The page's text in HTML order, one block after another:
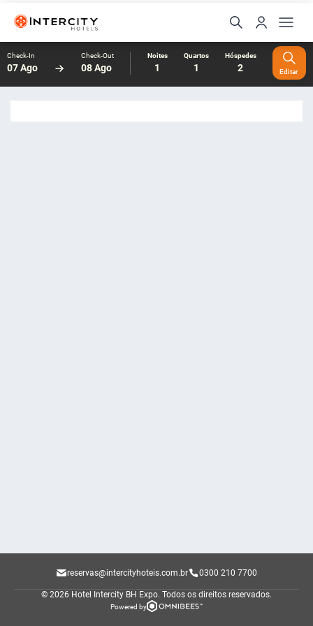
Check-In
07 Ago
Check-Out
08 Ago
Noites
1
Quartos
1
Hóspedes
2 Editar
reservas@intercityhoteis.com.br 0300 210 7700
© 2026 Hotel Intercity BH Expo. Todos os direitos reservados.
Powered by